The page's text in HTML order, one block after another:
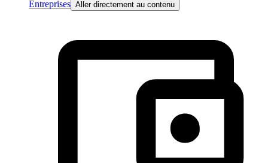
Entreprises Aller directement au contenu